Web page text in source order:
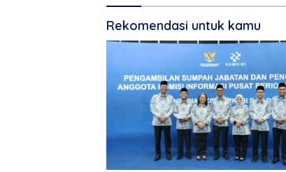
Rekomendasi untuk kamu